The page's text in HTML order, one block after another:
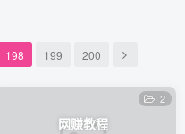
198 199 200
网赚教程
2